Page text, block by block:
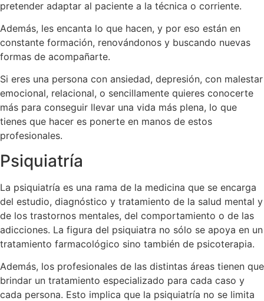
pretender adaptar al paciente a la técnica o corriente.
Además, les encanta lo que hacen, y por eso están en
constante formación, renovándonos y buscando nuevas
formas de acompañarte.
Si eres una persona con ansiedad, depresión, con malestar
emocional, relacional, o sencillamente quieres conocerte
más para conseguir llevar una vida más plena, lo que
tienes que hacer es ponerte en manos de estos
profesionales.
Psiquiatría
La psiquiatría es una rama de la medicina que se encarga
del estudio, diagnóstico y tratamiento de la salud mental y
de los trastornos mentales, del comportamiento o de las
adicciones. La figura del psiquiatra no sólo se apoya en un
tratamiento farmacológico sino también de psicoterapia.
Además, los profesionales de las distintas áreas tienen que
brindar un tratamiento especializado para cada caso y
cada persona. Esto implica que la psiquiatría no se limita